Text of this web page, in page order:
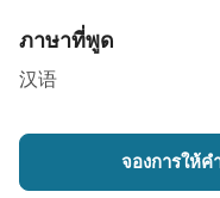
ภาษาที่พูด
汉语
จองการให้